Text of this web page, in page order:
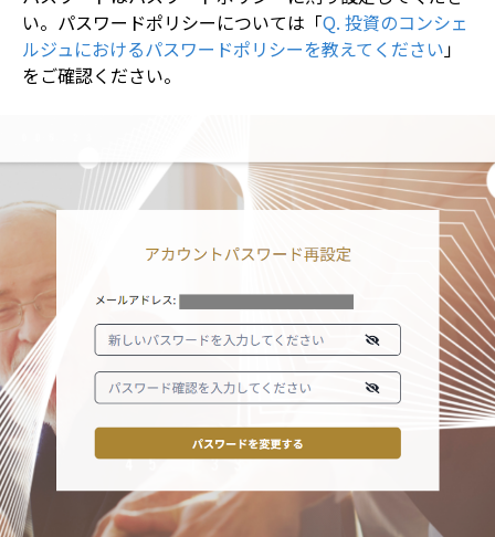
い。パスワードポリシーについては「Q. 投資のコンシェ
ルジュにおけるパスワードポリシーを教えてください」